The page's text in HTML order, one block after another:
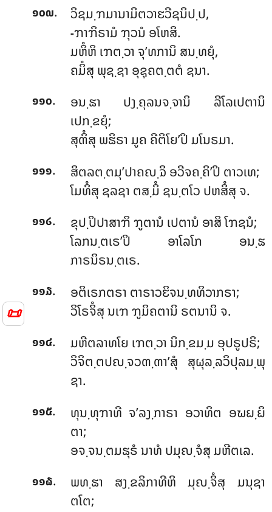
📜
໑໐໙. ວິຊມ຺ຠມານາມິຕວາຬວີຊນິປ຺ປ,
-ຠາຠິຣາມໍ ຠຸວນໍ ອໂຫສິ.
ມຫິໍຫິ ເຠຕ຺ວາ ຈຸ’ທການິ ສນ຺ທຍຸໍ,
ຄມິໍສຸ ພຸຊ຺ຊາ ອຸຊຸຄຕ຺ຕຕໍ ຊນາ.
໑໑໐.
ອນ຺ຘາ ປງ຺ຄຸລນຈ຺ຈານິ ລີໂລເປຕານິ
ເປກ຺ຂຍຸໍ;
ສຸຓິໍສຸ ພຘິຣາ ມູຄ ຄີຕິໂຍ’ປິ ມໂນຣມາ.
໑໑໑.
ສິຕລຕ຺ຕມຸ’ປາຄຎ຺ຉິ ອວີຈຄ຺ຄິ’ປິ ຕາວເທ;
ໂມທິໍສຸ ຊລຊາ ຕສ຺ມິໍ ຊນ຺ຕໂວ ປຫສິໍສຸ ຈ.
໑໑໒.
ຂຸປ຺ປິປາສາຠິ ຠູຕານໍ ເປຕານໍ ອາສິ ໂຠຊນໍ;
ໂລກນ຺ຕເຣ’ປິ ອາໂລໂກ ອນ຺ຘ
ກາຣນິຣນ຺ຕເຣ.
໑໑໓.
ອຕິເຣກຕຣາ ຕາຣາວຬິຈນ຺ທທິວາກຣາ;
ວິໂຣຈິໍສຸ ນເຠ ຠູມິຄຕານິ ຣຕນານິ ຈ.
໑໑໔.
ມຫີຕລາທໂຍ ເຠຕ຺ວາ ນິກ຺ຂມ຺ມ ອຸປຣູປຣິ;
ວິຈິຕ຺ຕປຎ຺ຈວຓ຺ຓາ’ສຸໍ ສຸຜຸລ຺ລວິປຸລມ຺ພຸ
ຊາ.
໑໑໕.
ທຸນ຺ທຸຠາທີ ຈ’ລງ຺ກາຣາ ອວາທິຕ ອຆຏ຺ຏິ
ຕາ;
ອຈ຺ຈນ຺ຕມຘຸຣໍ ນາທໍ ປມຸຎ຺ຈໍສຸ ມຫີຕເລ.
໑໑໖.
ພທ຺ຘາ ສງ຺ຂລິກາທີຫິ ມຸຎ຺ຈິໍສຸ ມນຸຊາ
ຕໂຕ;